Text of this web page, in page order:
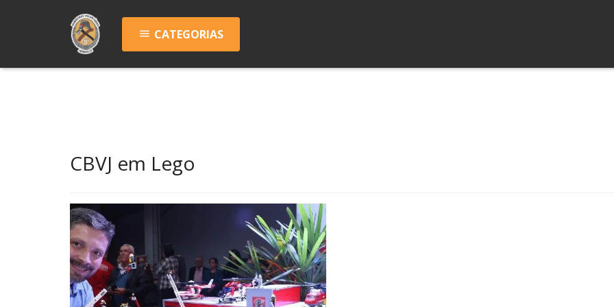
menu CATEGORIAS
CBVJ em Lego